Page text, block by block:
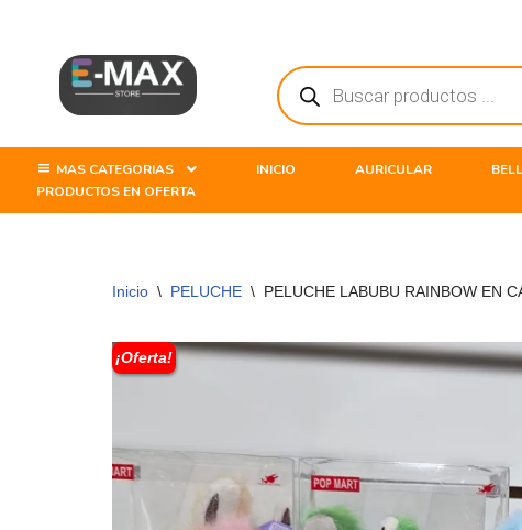
contenido
MAS CATEGORIAS INICIO AURICULAR
PRODUCTOS EN OFERTA
Inicio \ PELUCHE \ PELUCHE LABUBU RAINBOW EN
¡Oferta!